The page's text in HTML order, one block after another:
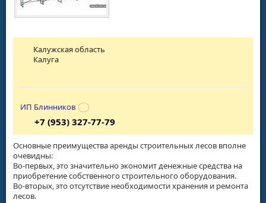
Основные преимущества аренды строительных лесов вполне
очевидны:
Во-первых, это значительно экономит денежные средства на
приобретение собственного строительного оборудования.
Во-вторых, это отсутствие необходимости хранения и ремонта
лесов.
Калужская область
Калуга
ИП Блинников
+7 (953) 327-77-79